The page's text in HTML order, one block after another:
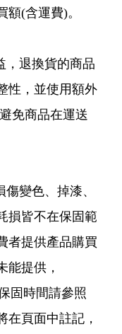
(含運費)。
，退換貨的商品
性，並使用額外
免商品在運送
變色、掉漆、
損皆不在保固範
者提供產品購買
能提供，
固時間請參照
在頁面中註記，